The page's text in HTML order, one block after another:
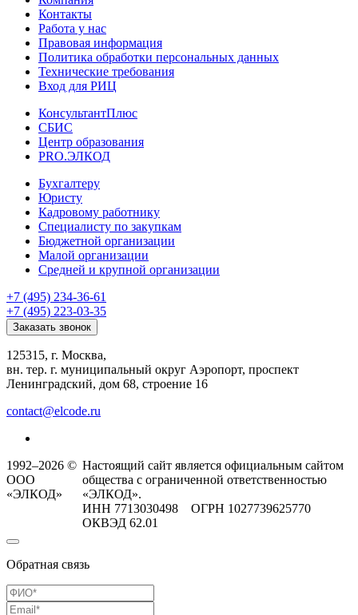
Контакты
Работа у нас
Правовая информация
Политика обработки персональных данных
Технические требования
Вход для РИЦ
КонсультантПлюс
СБИС
Центр образования
PRO.ЭЛКОД
Бухгалтеру
Юристу
Кадровому работнику
Специалисту по закупкам
Бюджетной организации
Малой организации
Средней и крупной организации
+7 (495) 234-36-61
+7 (495) 223-03-35
Заказать звонок
125315, г. Москва,
вн. тер. г. муниципальный округ Аэропорт, проспект
Ленинградский, дом 68, строение 16
contact@elcode.ru
1992–2026 ©
ООО
«ЭЛКОД»
Настоящий сайт является официальным сайтом
общества с ограниченной ответственностью
«ЭЛКОД».
ИНН 7713030498 ОГРН 1027739625770
ОКВЭД 62.01
Обратная связь